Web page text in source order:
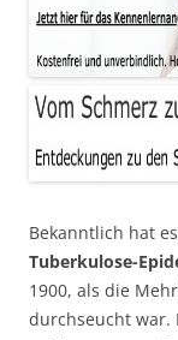
Bekanntlich hat
Tuberkulose-
1900, als die
durchseucht war.